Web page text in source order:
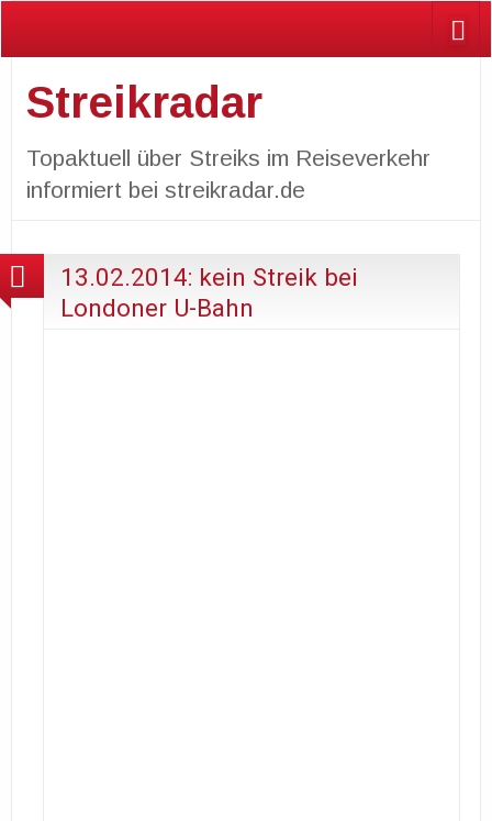
Streikradar
Topaktuell über Streiks im Reiseverkehr
informiert bei streikradar.de
13.02.2014: kein Streik bei
Londoner U-Bahn